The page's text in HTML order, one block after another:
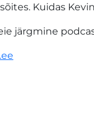
Kuidas
järgmine